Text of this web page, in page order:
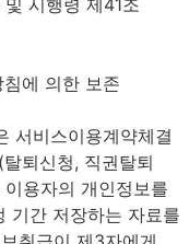
에 의한 보존
서비스이용계약체결
퇴신청, 직권탈퇴
용자의 개인정보를
기간 저장하는 자료를